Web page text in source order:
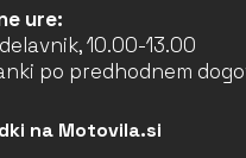
ure:
10.00-13.00
po predhodnem
na Motovila.si